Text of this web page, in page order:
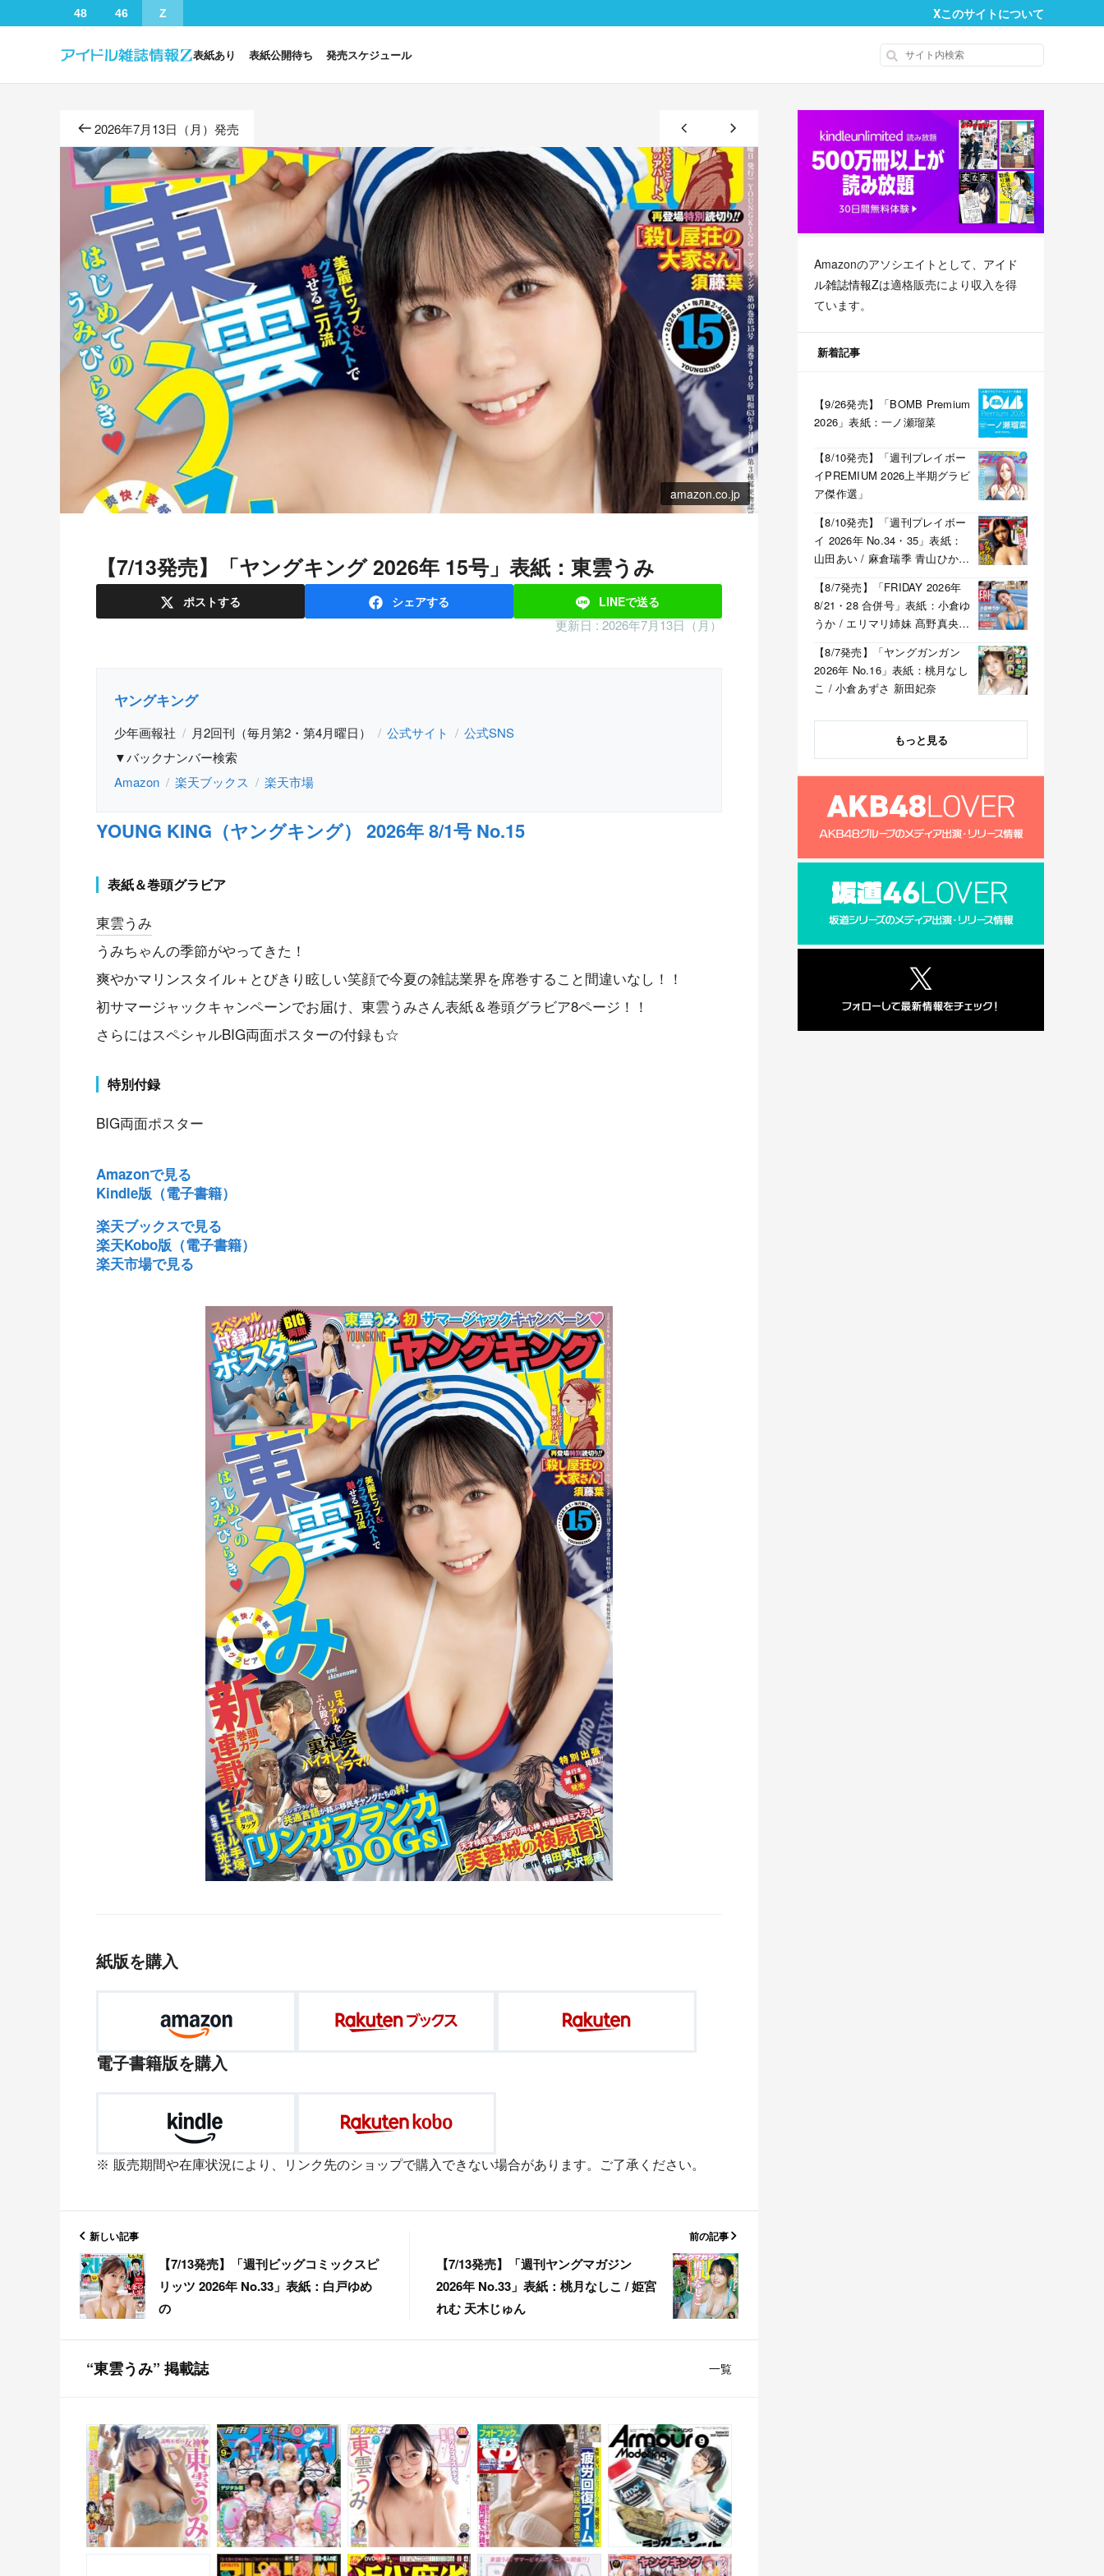
48 46 Z Xこのサイトについて
表紙あり 表紙公開待ち 発売スケジュール
2026年7月13日（月）発売
amazon.co.jp
【7/13発売】「ヤングキング 2026年 15号」表紙：東雲うみ
ポストする シェアする LINEで送る
更新日 : 2026年7月13日（月）
ヤングキング
少年画報社 月2回刊（毎月第2・第4月曜日） 公式サイト
公式SNS
▼バックナンバー検索
Amazon
楽天ブックス 楽天市場
YOUNG KING（ヤングキング） 2026年 8/1号 No.15
表紙＆巻頭グラビア
東雲うみ
うみちゃんの季節がやってきた！
爽やかマリンスタイル＋とびきり眩しい笑顔で今夏の雑誌業界を席巻すること間違いなし！！
初サマージャックキャンペーンでお届け、東雲うみさん表紙＆巻頭グラビア8ページ！！
さらにはスペシャルBIG両面ポスターの付録も☆
特別付録
BIG両面ポスター
Amazonで見る
Kindle版（電子書籍）
楽天ブックスで見る
楽天Kobo版（電子書籍）
楽天市場で見る
紙版を購入
電子書籍版を購入
販売期間や在庫状況により、リンク先のショップで購入できない場合があります。ご了承ください。
新しい記事
【7/13発売】「週刊ビッグコミックスピ
リッツ 2026年 No.33」表紙：白戸ゆめ
の
前の記事
【7/13発売】「週刊ヤングマガジン
2026年 No.33」表紙：桃月なしこ / 姫宮
れむ 天木じゅん
“東雲うみ” 掲載誌 一覧
Amazonのアソシエイトとして、 アイド
ル雑誌情報Zは適格販売により収入を得
ています。
新着記事
【9/26発売】「BOMB Premium
2026」表紙：一ノ瀬瑠菜
【8/10発売】「週刊プレイボー
イPREMIUM 2026上半期グラビ
ア傑作選」
【8/10発売】「週刊プレイボー
イ 2026年 No.34・35」表紙：
山田あい / 麻倉瑞季 青山ひかる
【8/7発売】「FRIDAY 2026年
8/21・28 合併号」表紙：小倉ゆ
うか / エリマリ姉妹 髙野真央
【8/7発売】「ヤングガンガン
2026年 No.16」表紙：桃月なし
こ / 小倉あずさ 新田妃奈
もっと見る